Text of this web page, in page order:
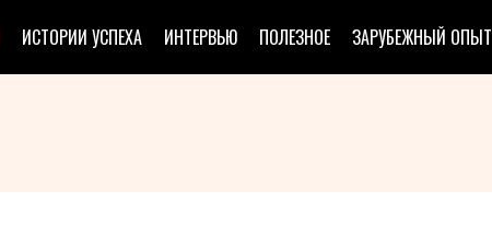
ИСТОРИИ УСПЕХА ИНТЕРВЬЮ ПОЛЕЗНОЕ ЗАРУБЕЖНЫЙ ОПЫТ